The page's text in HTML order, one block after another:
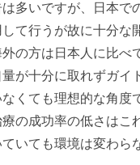
多いですが、日本で
て行うが故に十分な
の方は日本人に比べ
が十分に取れずガイ
くても理想的な角度
の成功率の低さはこ
いても環境は変わら